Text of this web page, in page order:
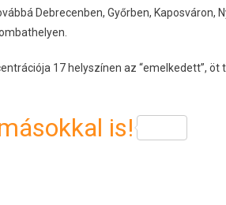
Debrecenben, Győrben, Kaposváron,
17 helyszínen az “emelkedett”, öt
is!